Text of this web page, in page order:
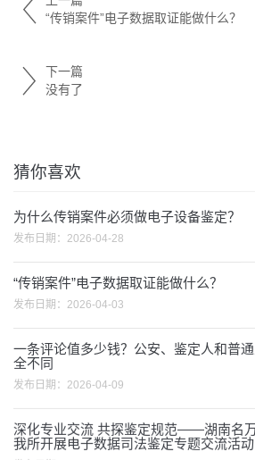
“传销案件”电子数据取证能做什么？
下一篇
没有了
猜你喜欢
全不同
我所开展电子数据司法鉴定专题交流活动